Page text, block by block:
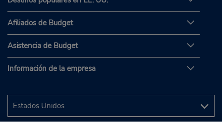
Afiliados de Budget
Asistencia de Budget
Información de la empresa